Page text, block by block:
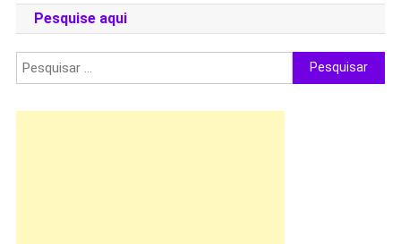
Pesquise aqui
Pesquisar
por: